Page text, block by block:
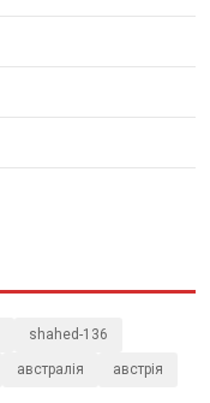
shahed-136
австралія австрія